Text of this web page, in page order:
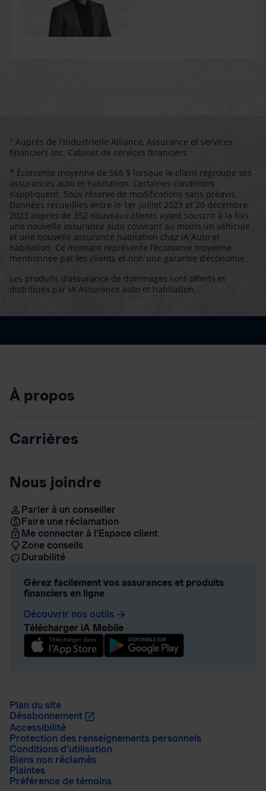
1 Auprès de l'Industrielle Alliance, Assurance et services
financiers inc. Cabinet de services financiers.
* Économie moyenne de 565 $ lorsque le client regroupe ses
assurances auto et habitation. Certaines conditions
s’appliquent. Sous réserve de modifications sans préavis.
Données recueillies entre le 1er juillet 2023 et 20 décembre
2023 auprès de 352 nouveaux clients ayant souscrit à la fois
une nouvelle assurance auto couvrant au moins un véhicule
et une nouvelle assurance habitation chez iA Auto et
habitation. Ce montant représente l’économie moyenne
mentionnée par les clients et non une garantie d’économie.
Les produits d’assurance de dommages sont offerts et
distribués par iA Assurance auto et habitation.
À propos
Carrières
Nous joindre
Parler à un conseiller
Faire une réclamation
Me connecter à l’Espace client
Zone conseils
Durabilité
Gérez facilement vos assurances et produits
financiers en ligne
Découvrir nos outils arrow_forward
Télécharger iA Mobile
Plan du site
Désabonnement
Accessibilité
Protection des renseignements personnels
Conditions d’utilisation
Biens non réclamés
Plaintes
Préférence de témoins